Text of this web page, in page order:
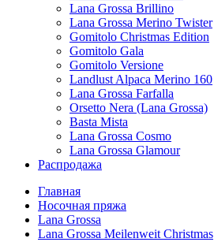
Lana Grossa Brillino
Lana Grossa Merino Twister
Gomitolo Christmas Edition
Gomitolo Gala
Gomitolo Versione
Landlust Alpaca Merino 160
Lana Grossa Farfalla
Orsetto Nera (Lana Grossa)
Basta Mista
Lana Grossa Cosmo
Lana Grossa Glamour
Распродажа
Главная
Носочная пряжа
Lana Grossa
Lana Grossa Meilenweit Christmas